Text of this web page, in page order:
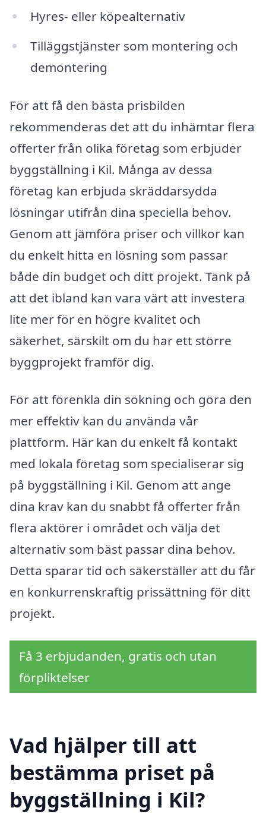
Hyres- eller köpealternativ
Tilläggstjänster som montering och
demontering
För att få den bästa prisbilden
rekommenderas det att du inhämtar flera
offerter från olika företag som erbjuder
byggställning i Kil. Många av dessa
företag kan erbjuda skräddarsydda
lösningar utifrån dina speciella behov.
Genom att jämföra priser och villkor kan
du enkelt hitta en lösning som passar
både din budget och ditt projekt. Tänk på
att det ibland kan vara värt att investera
lite mer för en högre kvalitet och
säkerhet, särskilt om du har ett större
byggprojekt framför dig.
För att förenkla din sökning och göra den
mer effektiv kan du använda vår
plattform. Här kan du enkelt få kontakt
med lokala företag som specialiserar sig
på byggställning i Kil. Genom att ange
dina krav kan du snabbt få offerter från
flera aktörer i området och välja det
alternativ som bäst passar dina behov.
Detta sparar tid och säkerställer att du får
en konkurrenskraftig prissättning för ditt
projekt.
Få 3 erbjudanden, gratis och utan
förpliktelser
Vad hjälper till att
bestämma priset på
byggställning i Kil?